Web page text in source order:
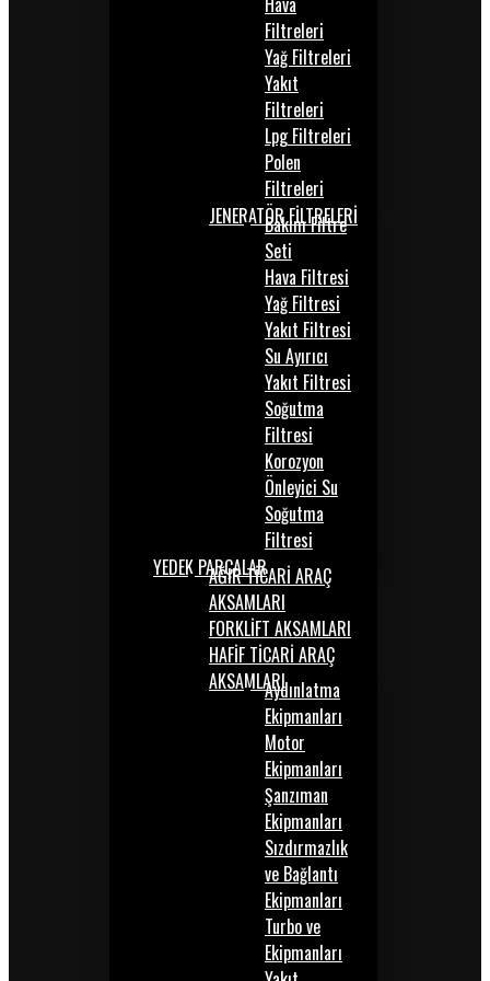
Filtreleri
Yağ Filtreleri
Yakıt
Filtreleri
Lpg Filtreleri
Polen
Filtreleri
JENERATÖR FİLTRELERİ
Bakım Filtre
Seti
Hava Filtresi
Yağ Filtresi
Yakıt Filtresi
Su Ayırıcı
Yakıt Filtresi
Soğutma
Filtresi
Korozyon
Önleyici Su
Soğutma
Filtresi
YEDEK PARÇALARAĞIR TİCARİ ARAÇ
AKSAMLARI
FORKLİFT AKSAMLARI
HAFİF TİCARİ ARAÇ
AKSAMLARIAydınlatma
Ekipmanları
Motor
Ekipmanları
Şanzıman
Ekipmanları
Sızdırmazlık
ve Bağlantı
Ekipmanları
Turbo ve
Ekipmanları